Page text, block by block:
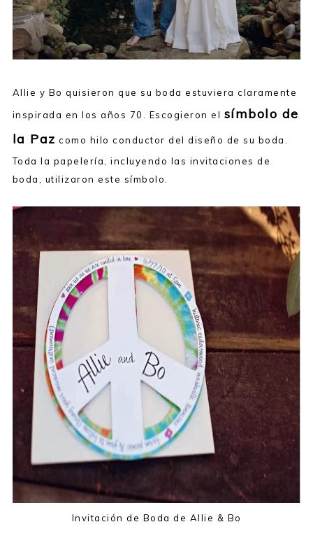
Allie y Bo quisieron que su boda estuviera claramente
inspirada en los años 70. Escogieron el símbolo de
la Paz como hilo conductor del diseño de su boda.
Toda la papelería, incluyendo las invitaciones de
boda, utilizaron este símbolo.
Invitación de Boda de Allie & Bo